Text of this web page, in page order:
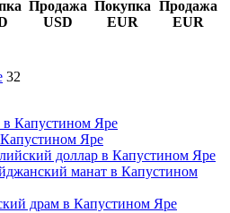
Продажа
USD
Покупка
EUR
Продажа
EUR
32
Капустином Яре
Яре
доллар в Капустином Яре
манат в Капустином
драм в Капустином Яре